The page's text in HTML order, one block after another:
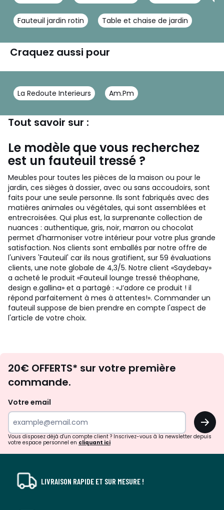
Fauteuil jardin rotin Table et chaise de jardin
Craquez aussi pour
La Redoute Interieurs Am.Pm
Tout savoir sur :
Le modèle que vous recherchez
est un fauteuil tressé ?
Meubles pour toutes les pièces de la maison ou pour le
jardin, ces sièges à dossier, avec ou sans accoudoirs, sont
faits pour une seule personne. Ils sont fabriqués avec des
matières animales ou végétales, qui sont assemblées et
entrecroisées. Qui plus est, la surprenante collection de
nuances : authentique, gris, noir, marron ou chocolat
permet d'harmoniser votre intérieur pour votre plus grande
satisfaction. Nos clients sont emballés par notre offre de
l'univers 'Fauteuil' car ils nous gratifient, sur 59 évaluations
clients, une note globale de 4,3/5. Notre client «Saydebay»
a acheté le produit «Fauteuil lounge tressé théophane,
design e.gallina» et a partagé : «J’adore ce produit ! il
répond parfaitement à mes à attentes!». Commander un
fauteuil suppose de bien prendre en compte l'aspect de
l'article de votre choix.
d'inspirations
surprises?
20€ OFFERTS* sur votre première
commande.
Votre email
OK
Vous disposez déjà d'un compte client ? Inscrivez-vous à la newsletter depuis
votre espace personnel en cliquant ici
LIVRAISON RAPIDE ET SUR MESURE !